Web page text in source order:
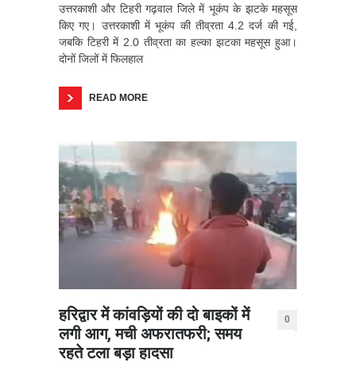
उत्तरकाशी और टिहरी गढ़वाल जिले में भूकंप के झटके महसूस
किए गए। उत्तरकाशी में भूकंप की तीव्रता 4.2 दर्ज की गई,
जबकि टिहरी में 2.0 तीव्रता का हल्का झटका महसूस हुआ।
दोनों जिलों में फिलहाल
READ MORE
हरिद्वार में कांवड़ियों की दो बाइकों में
लगी आग, मची अफरातफरी; समय
रहते टला बड़ा हादसा
0